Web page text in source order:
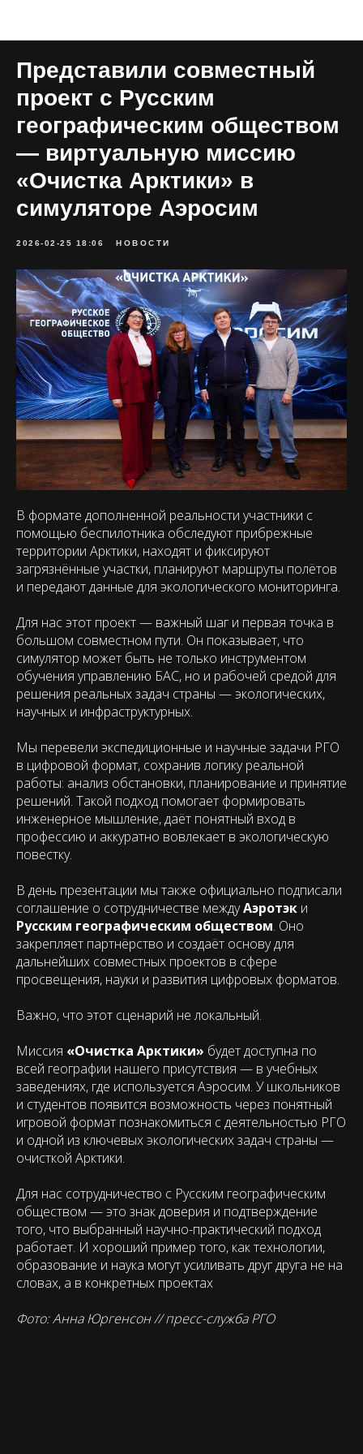
Представили совместный
проект с Русским
географическим обществом
— виртуальную миссию
«Очистка Арктики» в
симуляторе Аэросим
2026-02-25 18:06 НОВОСТИ
В формате дополненной реальности участники с
помощью беспилотника обследуют прибрежные
территории Арктики, находят и фиксируют
загрязнённые участки, планируют маршруты полётов
и передают данные для экологического мониторинга.
Для нас этот проект — важный шаг и первая точка в
большом совместном пути. Он показывает, что
симулятор может быть не только инструментом
обучения управлению БАС, но и рабочей средой для
решения реальных задач страны — экологических,
научных и инфраструктурных.
Мы перевели экспедиционные и научные задачи РГО
в цифровой формат, сохранив логику реальной
работы: анализ обстановки, планирование и принятие
решений. Такой подход помогает формировать
инженерное мышление, даёт понятный вход в
профессию и аккуратно вовлекает в экологическую
повестку.
В день презентации мы также официально подписали
соглашение о сотрудничестве междуАэротэк и
Русским географическим обществом. Оно
закрепляет партнёрство и создаёт основу для
дальнейших совместных проектов в сфере
просвещения, науки и развития цифровых форматов.
Важно, что этот сценарий не локальный.
Миссия «Очистка Арктики» будет доступна по
всей географии нашего присутствия — в учебных
заведениях, где используется Аэросим. У школьников
и студентов появится возможность через понятный
игровой формат познакомиться с деятельностью РГО
и одной из ключевых экологических задач страны —
очисткой Арктики.
Для нас сотрудничество с Русским географическим
обществом — это знак доверия и подтверждение
того, что выбранный научно-практический подход
работает. И хороший пример того, как технологии,
образование и наука могут усиливать друг друга не на
словах, а в конкретных проектах
Фото: Анна Юргенсон // пресс-служба РГО